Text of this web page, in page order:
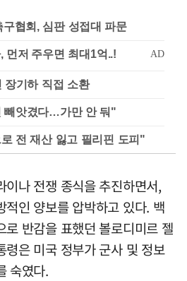
협회, 심판 성접대 파문
장기하 직접 소환
빼앗겼다…가만 안 둬"
전 재산 잃고 필리핀 도피"
이나 전쟁 종식을 추진하면서,
적인 양보를 압박하고 있다. 백
로 반감을 표했던 볼로디미르 젤
령은 미국 정부가 군사 및 정보
숙였다.